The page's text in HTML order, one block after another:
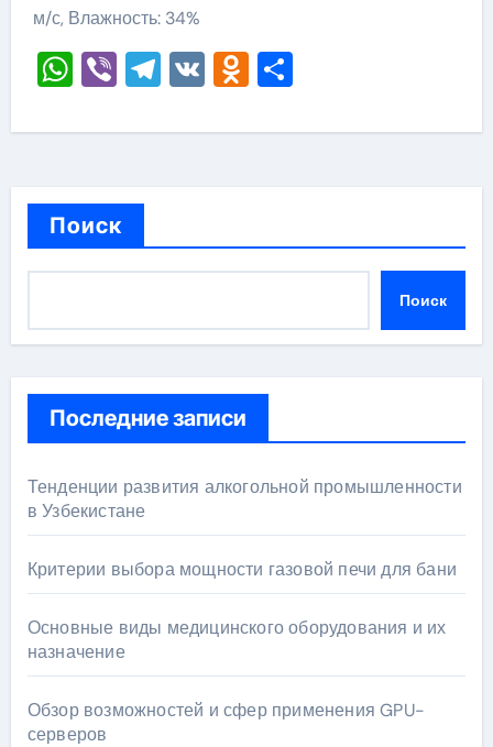
м/с, Влажность: 34%
WhatsApp
ViberTelegram
VKOdnoklassniki
Отправить
Поиск
Поиск
Последние записи
Тенденции развития алкогольной промышленности
в Узбекистане
Критерии выбора мощности газовой печи для бани
Основные виды медицинского оборудования и их
назначение
Обзор возможностей и сфер применения GPU-
серверов